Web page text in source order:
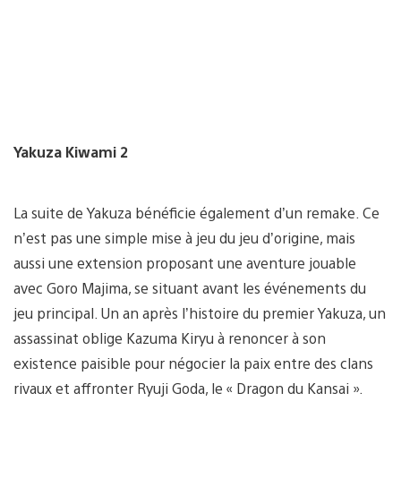
Yakuza Kiwami 2
La suite de Yakuza bénéficie également d’un remake. Ce
n’est pas une simple mise à jeu du jeu d’origine, mais
aussi une extension proposant une aventure jouable
avec Goro Majima, se situant avant les événements du
jeu principal. Un an après l’histoire du premier Yakuza, un
assassinat oblige Kazuma Kiryu à renoncer à son
existence paisible pour négocier la paix entre des clans
rivaux et affronter Ryuji Goda, le « Dragon du Kansai ».